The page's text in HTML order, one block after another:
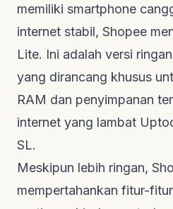
memiliki smartphone
internet stabil, Shopee
Lite. Ini adalah versi
yang dirancang khusus
RAM dan penyimpanan
internet yang lambat
SL.
Meskipun lebih ringan,
mempertahankan fitur-